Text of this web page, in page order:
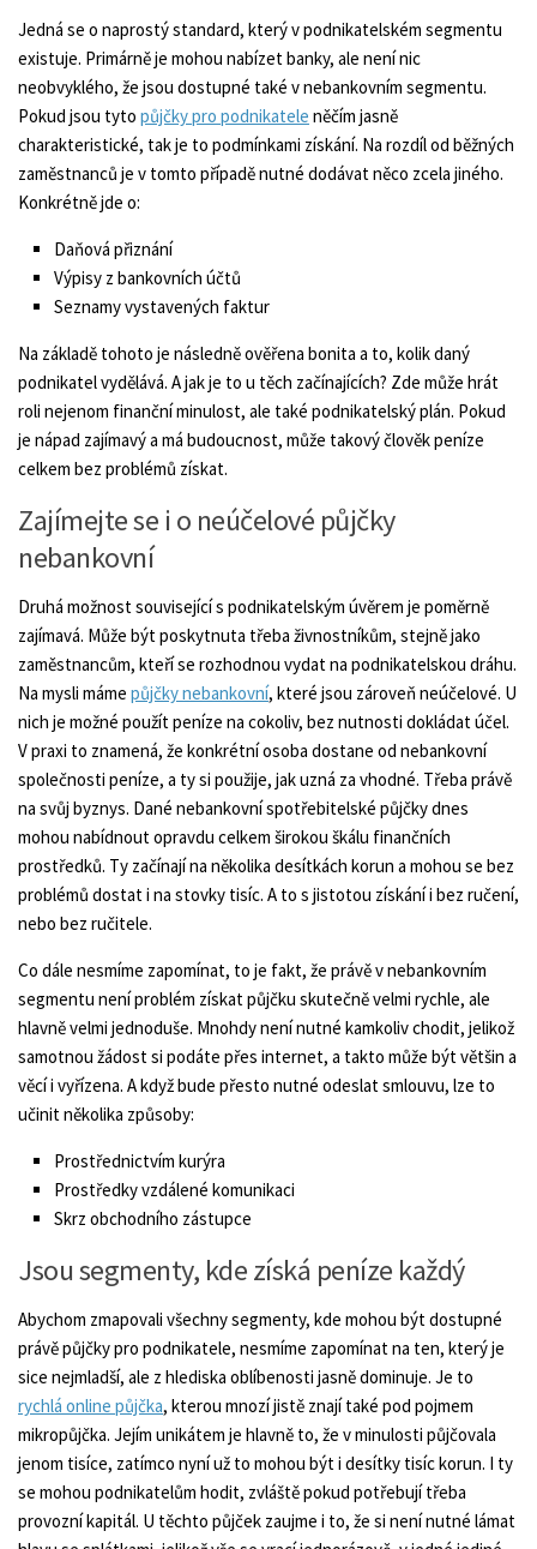
Jedná se o naprostý standard, který v podnikatelském segmentu
existuje. Primárně je mohou nabízet banky, ale není nic
neobvyklého, že jsou dostupné také v nebankovním segmentu.
Pokud jsou tyto půjčky pro podnikatele něčím jasně
charakteristické, tak je to podmínkami získání. Na rozdíl od běžných
zaměstnanců je v tomto případě nutné dodávat něco zcela jiného.
Konkrétně jde o:
Daňová přiznání
Výpisy z bankovních účtů
Seznamy vystavených faktur
Na základě tohoto je následně ověřena bonita a to, kolik daný
podnikatel vydělává. A jak je to u těch začínajících? Zde může hrát
roli nejenom finanční minulost, ale také podnikatelský plán. Pokud
je nápad zajímavý a má budoucnost, může takový člověk peníze
celkem bez problémů získat.
Zajímejte se i o neúčelové půjčky
nebankovní
Druhá možnost související s podnikatelským úvěrem je poměrně
zajímavá. Může být poskytnuta třeba živnostníkům, stejně jako
zaměstnancům, kteří se rozhodnou vydat na podnikatelskou dráhu.
Na mysli máme půjčky nebankovní, které jsou zároveň neúčelové. U
nich je možné použít peníze na cokoliv, bez nutnosti dokládat účel.
V praxi to znamená, že konkrétní osoba dostane od nebankovní
společnosti peníze, a ty si použije, jak uzná za vhodné. Třeba právě
na svůj byznys. Dané nebankovní spotřebitelské půjčky dnes
mohou nabídnout opravdu celkem širokou škálu finančních
prostředků. Ty začínají na několika desítkách korun a mohou se bez
problémů dostat i na stovky tisíc. A to s jistotou získání i bez ručení,
nebo bez ručitele.
Co dále nesmíme zapomínat, to je fakt, že právě v nebankovním
segmentu není problém získat půjčku skutečně velmi rychle, ale
hlavně velmi jednoduše. Mnohdy není nutné kamkoliv chodit, jelikož
samotnou žádost si podáte přes internet, a takto může být většin a
věcí i vyřízena. A když bude přesto nutné odeslat smlouvu, lze to
učinit několika způsoby:
Prostřednictvím kurýra
Prostředky vzdálené komunikaci
Skrz obchodního zástupce
Jsou segmenty, kde získá peníze každý
Abychom zmapovali všechny segmenty, kde mohou být dostupné
právě půjčky pro podnikatele, nesmíme zapomínat na ten, který je
sice nejmladší, ale z hlediska oblíbenosti jasně dominuje. Je to
rychlá online půjčka, kterou mnozí jistě znají také pod pojmem
mikropůjčka. Jejím unikátem je hlavně to, že v minulosti půjčovala
jenom tisíce, zatímco nyní už to mohou být i desítky tisíc korun. I ty
se mohou podnikatelům hodit, zvláště pokud potřebují třeba
provozní kapitál. U těchto půjček zaujme i to, že si není nutné lámat